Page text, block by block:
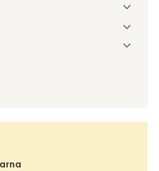
för fraktinformation på din